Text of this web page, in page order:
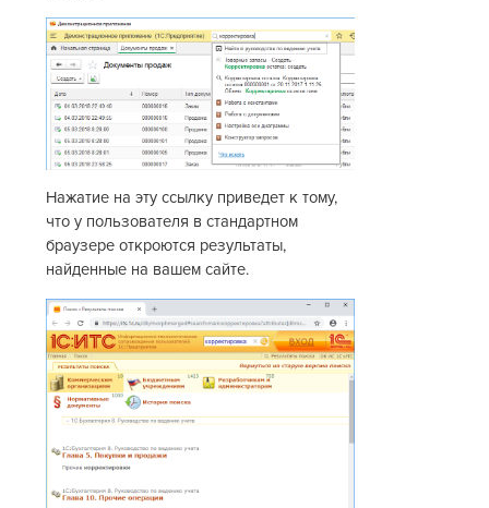
Нажатие на эту ссылку приведет к тому,
что у пользователя в стандартном
браузере откроются результаты,
найденные на вашем сайте.